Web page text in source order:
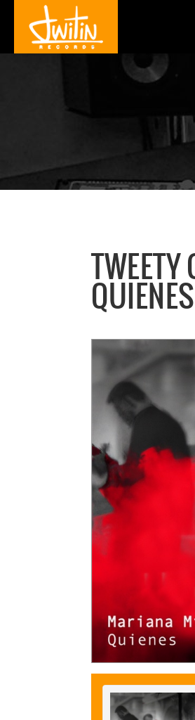
TWEETY